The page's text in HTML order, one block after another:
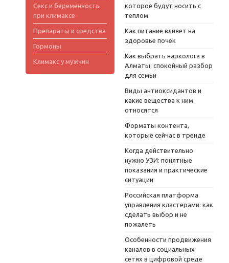
Секс и беременность
при климаксе
Препараты и средства
Гормоны
Климакс у мужчин
которое будут носить с
теплом
Как питание влияет на
здоровье почек
Как выбрать нарколога в
Алматы: спокойный разбор
для семьи
Виды антиоксидантов и
какие вещества к ним
относятся
Форматы контента,
которые сейчас в тренде
Когда действительно
нужно УЗИ: понятные
показания и практические
ситуации
Российская платформа
управления кластерами: как
сделать выбор и не
пожалеть
Особенности продвижения
каналов в социальных
сетях в цифровой среде